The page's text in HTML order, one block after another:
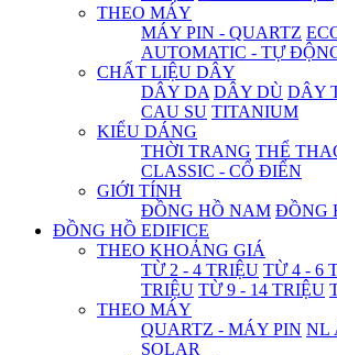
THEO MÁY
MÁY PIN - QUARTZ
AUTOMATIC - TỰ
CHẤT LIỆU DÂY
DÂY DA DÂY DÙ DÂY
CAU SU TITANIUM
KIỂU DÁNG
THỜI TRANG THỂ
CLASSIC - CỔ ĐIỂN
GIỚI TÍNH
ĐỒNG HỒ NAM ĐỒNG
ĐỒNG HỒ EDIFICE
THEO KHOẢNG GIÁ
TỪ 2 - 4 TRIỆU TỪ 4 - 6
TRIỆU TỪ 9 - 14 TRIỆU
THEO MÁY
QUARTZ - MÁY PIN NL
SOLAR